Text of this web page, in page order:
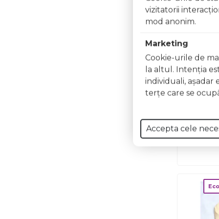
Lana
vizitatorii
mod anonim.
Marketing
Cookie-urile de
la altul. Intenţia
individuali, aşadar
terţe care se
Accepta cele